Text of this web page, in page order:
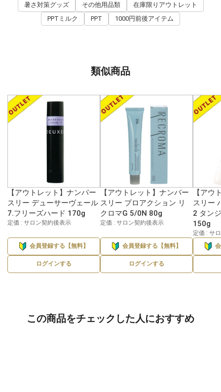
暑さ対策グッズ
その他用品類
在庫限りアウトレット
PPTミルク
PPT 1000円前後アイテム
類似商品
【アウトレット】ナンバー
スリー デューサーヴェール
7.フリーズハード 170g
定価 : サロン契約後表示
会員登録する【無料】
ログインする
【アウトレット】ナンバー
スリー プロアクション リ
クロマG 5/0N 80g
定価 : サロン契約後表示
会員登録する【無料】
ログインする
【アウ
スリー
2 タン
150g
定価 : サ
この商品をチェックした人におすすめ